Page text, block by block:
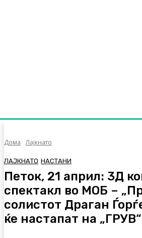
Дома Лајкнато
ЛАЈКНАТО НАСТАНИ
Петок, 21 април: 3Д
спектакл во МОБ –
солистот Драган
ќе настапат на „ГРУВ“